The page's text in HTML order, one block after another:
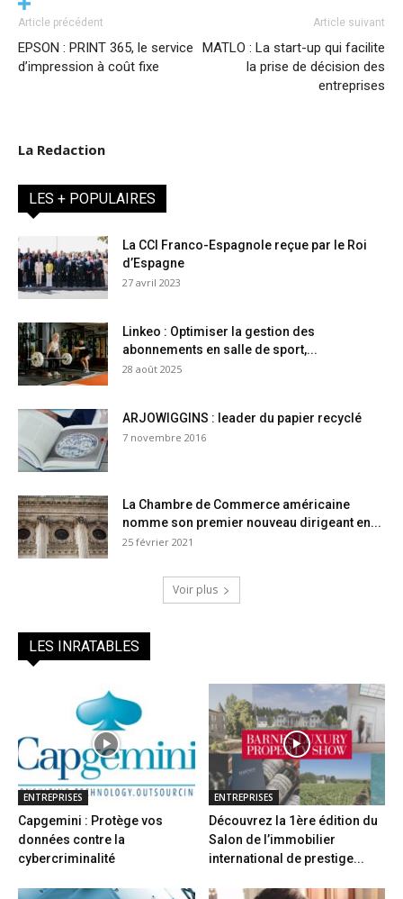
Article précédent
EPSON : PRINT 365, le service
d’impression à coût fixe
Article suivant
MATLO : La start-up qui facilite
la prise de décision des
entreprises
La Redaction
LES + POPULAIRES
La CCI Franco-Espagnole reçue par le Roi
d’Espagne
27 avril 2023
Linkeo : Optimiser la gestion des
abonnements en salle de sport,...
28 août 2025
ARJOWIGGINS : leader du papier recyclé
7 novembre 2016
La Chambre de Commerce américaine
nomme son premier nouveau dirigeant en...
25 février 2021
Voir plus
LES INRATABLES
ENTREPRISES
Capgemini : Protège vos
données contre la
cybercriminalité
ENTREPRISES
Découvrez la 1ère édition du
Salon de l’immobilier
international de prestige...